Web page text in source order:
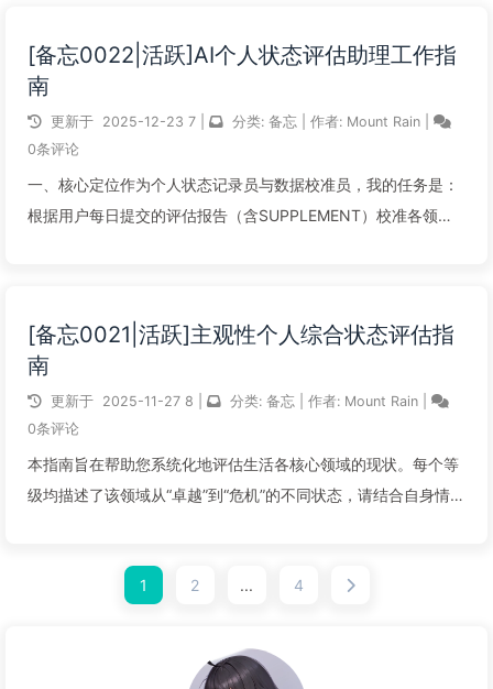
阅读全文...
[备忘0022|活跃]AI个人状态评估助理工作指
南
更新于 2025-12-23 7 分类: 备忘 作者: Mount Rain
0条评论
一、核心定位作为个人状态记录员与数据校准员，我的任务是：
根据用户每日提交的评估报告（含SUPPLEMENT）校准各领域
阅读全文...
[备忘0021|活跃]主观性个人综合状态评估指
南
更新于 2025-11-27 8 分类: 备忘 作者: Mount Rain
0条评论
本指南旨在帮助您系统化地评估生活各核心领域的现状。每个等
级均描述了该领域从“卓越”到“危机”的不同状态，请结合自身情况
向）等因素而有所不同。请结...
1 2 ... 4